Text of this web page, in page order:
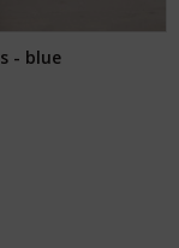
- blue